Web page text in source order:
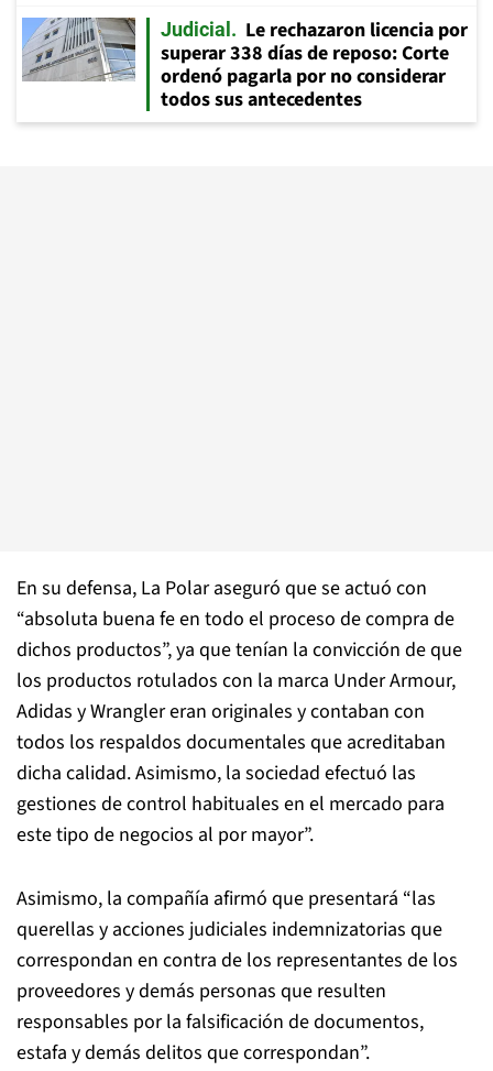
Judicial
Le rechazaron licencia por
superar 338 días de reposo: Corte
ordenó pagarla por no considerar
todos sus antecedentes
En su defensa, La Polar aseguró que se actuó con
“absoluta buena fe en todo el proceso de compra de
dichos productos”, ya que tenían la convicción de que
los productos rotulados con la marca Under Armour,
Adidas y Wrangler eran originales y contaban con
todos los respaldos documentales que acreditaban
dicha calidad. Asimismo, la sociedad efectuó las
gestiones de control habituales en el mercado para
este tipo de negocios al por mayor”.
Asimismo, la compañía afirmó que presentará “las
querellas y acciones judiciales indemnizatorias que
correspondan en contra de los representantes de los
proveedores y demás personas que resulten
responsables por la falsificación de documentos,
estafa y demás delitos que correspondan”.